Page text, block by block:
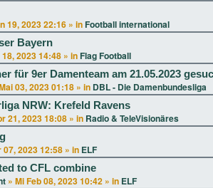
19, 2023 22:16 » in Football international
Bayern
18, 2023 14:48 » in Flag Football
für 9er Damenteam am 21.05.2023
03, 2023 01:18 » in DBL - Die Damenbundesliga
NRW: Krefeld Ravens
21, 2023 18:08 » in Radio & TeleVisionäres
07, 2023 12:58 » in ELF
to CFL combine
» Mi Feb 08, 2023 10:42 » in ELF